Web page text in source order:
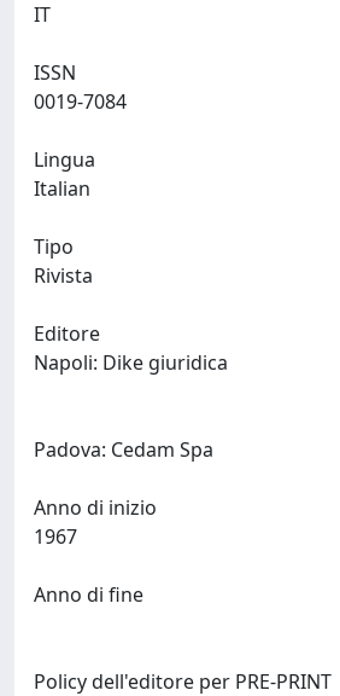
ISSN
Lingua
Tipo
Rivista
Editore
Napoli: Dike giuridica
Anno di inizio
Anno di fine
Policy dell'editore per PRE-PRINT